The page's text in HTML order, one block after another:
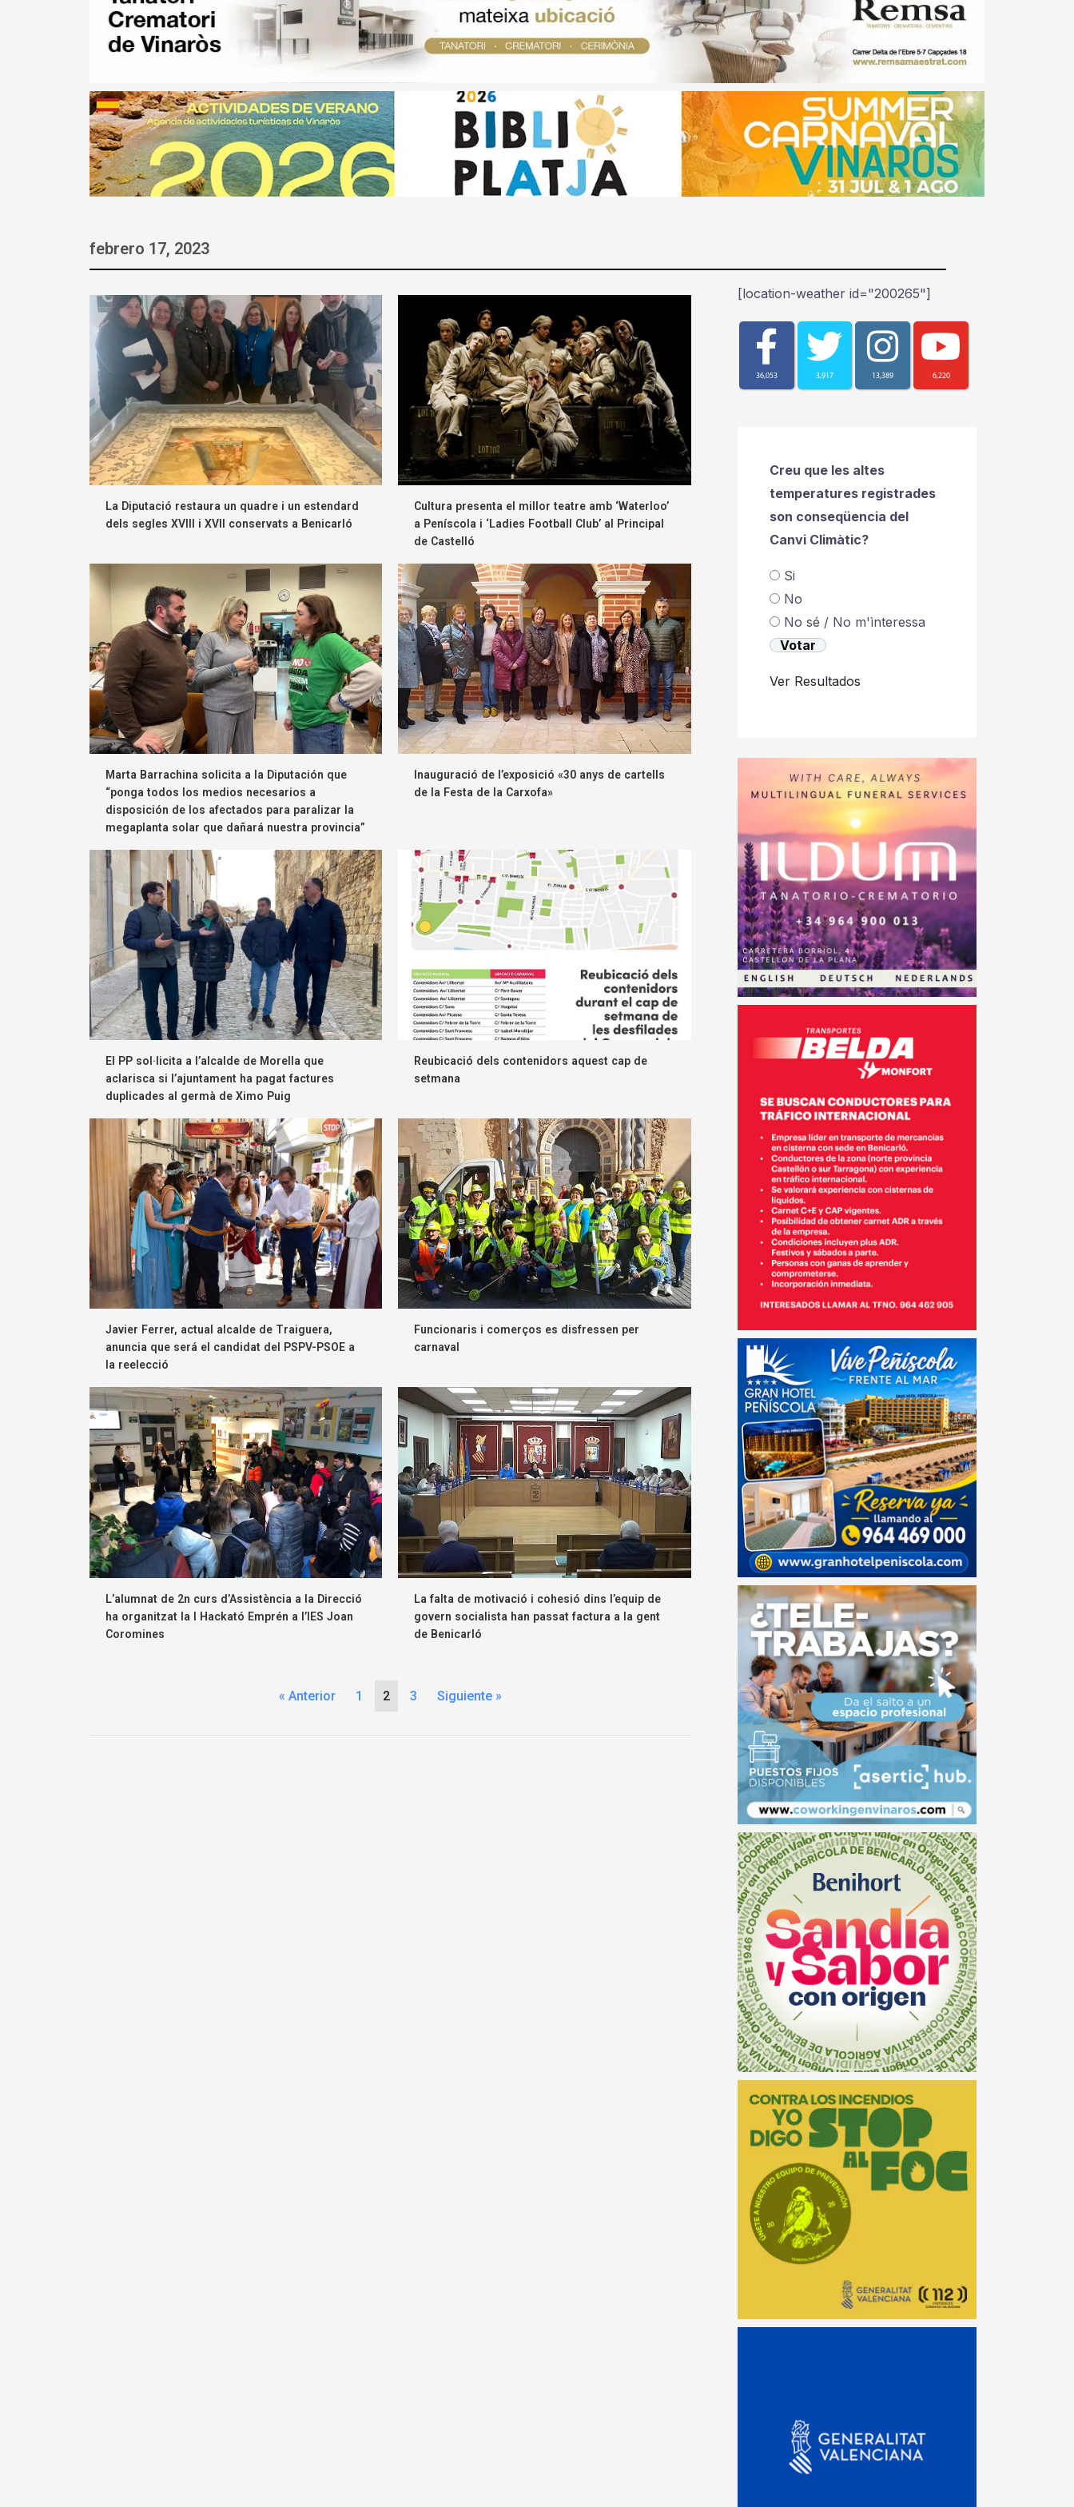
febrero 17, 2023
La Diputació restaura un quadre i un estendard
dels segles XVIII i XVII conservats a Benicarló
Cultura presenta el millor teatre amb ‘Waterloo’
a Peníscola i ‘Ladies Football Club’ al Principal
de Castelló
Marta Barrachina solicita a la Diputación que
“ponga todos los medios necesarios a
disposición de los afectados para paralizar la
megaplanta solar que dañará nuestra provincia”
Inauguració de l’exposició «30 anys de cartells
de la Festa de la Carxofa»
El PP sol·licita a l’alcalde de Morella que
aclarisca si l’ajuntament ha pagat factures
duplicades al germà de Ximo Puig
Reubicació dels contenidors aquest cap de
setmana
Javier Ferrer, actual alcalde de Traiguera,
anuncia que será el candidat del PSPV-PSOE a
la reelecció
Funcionaris i comerços es disfressen per
carnaval
L’alumnat de 2n curs d’Assistència a la Direcció
ha organitzat la I Hackató Emprén a l’IES Joan
Coromines
La falta de motivació i cohesió dins l’equip de
govern socialista han passat factura a la gent
de Benicarló
« Anterior 1 2 3 Siguiente »
[location-weather id="200265"]
36,053 3,917 13,389 6,220
Creu que les altes
temperatures registrades
son conseqüencia del
Canvi Climàtic?
Si
No
No sé / No m'ìnteressa
Ver Resultados